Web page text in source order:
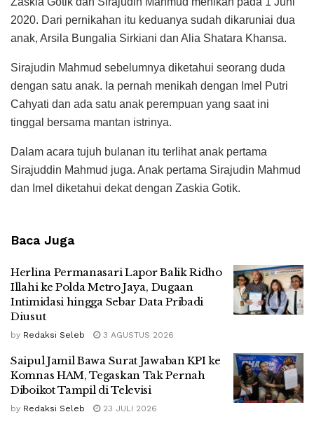
2020. Dari pernikahan itu keduanya sudah dikaruniai dua
anak, Arsila Bungalia Sirkiani dan Alia Shatara Khansa.
Sirajudin Mahmud sebelumnya diketahui seorang duda
dengan satu anak. Ia pernah menikah dengan Imel Putri
Cahyati dan ada satu anak perempuan yang saat ini
tinggal bersama mantan istrinya.
Dalam acara tujuh bulanan itu terlihat anak pertama
Sirajuddin Mahmud juga. Anak pertama Sirajudin Mahmud
dan Imel diketahui dekat dengan Zaskia Gotik.
Baca Juga
Herlina Permanasari Lapor Balik Ridho
Illahi ke Polda Metro Jaya, Dugaan
Intimidasi hingga Sebar Data Pribadi
Diusut
by Redaksi Seleb 3 AGUSTUS 2026
Saipul Jamil Bawa Surat Jawaban KPI ke
Komnas HAM, Tegaskan Tak Pernah
Diboikot Tampil di Televisi
by Redaksi Seleb 23 JULI 2026